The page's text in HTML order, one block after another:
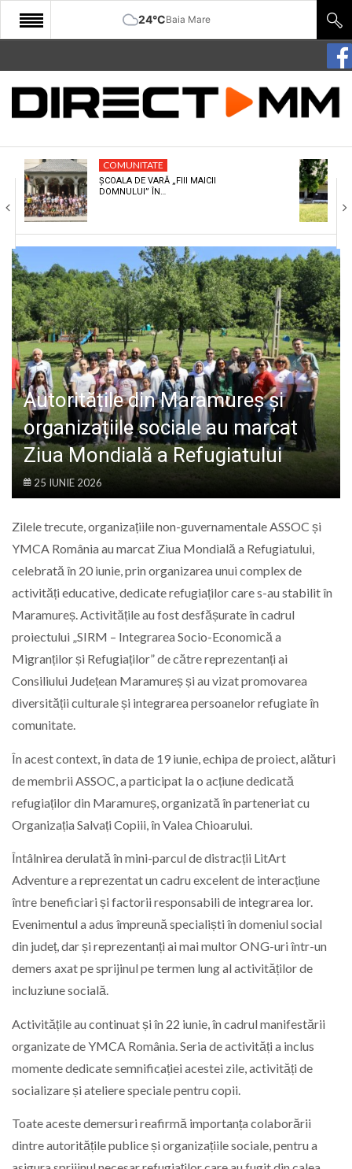
24°CBaia Mare
START
COMUNITATE
CULTURA
ECONOMIE
SANATATE
SPORT
SPECIAL
POLITIC
LIFE
COMUNITATE
ȘCOALA DE VARĂ „FIII MAICII
DOMNULUI” ÎN…
Autoritățile din Maramureș și
organizațiile sociale au marcat
Ziua Mondială a Refugiatului
25 IUNIE 2026
Zilele trecute, organizațiile non-guvernamentale ASSOC și
YMCA România au marcat Ziua Mondială a Refugiatului,
celebrată în 20 iunie, prin organizarea unui complex de
activități educative, dedicate refugiaților care s-au stabilit în
Maramureș. Activitățile au fost desfășurate în cadrul
proiectului „SIRM – Integrarea Socio-Economică a
Migranților și Refugiaților” de către reprezentanți ai
Consiliului Județean Maramureș și au vizat promovarea
diversității culturale și integrarea persoanelor refugiate în
comunitate.
În acest context, în data de 19 iunie, echipa de proiect, alături
de membrii ASSOC, a participat la o acțiune dedicată
refugiaților din Maramureș, organizată în parteneriat cu
Organizația Salvați Copiii, în Valea Chioarului.
Întâlnirea derulată în mini-parcul de distracții LitArt
Adventure a reprezentat un cadru excelent de interacțiune
între beneficiari și factorii responsabili de integrarea lor.
Evenimentul a adus împreună specialiști în domeniul social
din județ, dar și reprezentanți ai mai multor ONG-uri într-un
demers axat pe sprijinul pe termen lung al activităților de
incluziune socială.
Activitățile au continuat și în 22 iunie, în cadrul manifestării
organizate de YMCA România. Seria de activități a inclus
momente dedicate semnificației acestei zile, activități de
socializare și ateliere speciale pentru copii.
Toate aceste demersuri reafirmă importanța colaborării
dintre autoritățile publice și organizațiile sociale, pentru a